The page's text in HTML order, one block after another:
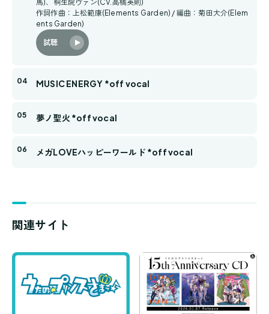
馬)、桐生院ヴァン(CV.高橋英則)
作詞作曲：上松範康(Elements Garden) / 編曲：菊田大介(Elem
ents Garden)
試聴
MUSIC ENERGY *off vocal
夢ノ聖火 *off vocal
メガLOVEハッピーワールド *off vocal
関連サイト